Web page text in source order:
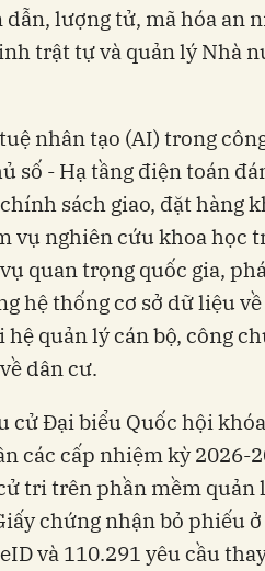
dẫn, lượng tử, mã hóa an
trật tự và quản lý Nhà
nhân tạo (AI) trong
số - Hạ tầng điện toán
sách giao, đặt hàng
vụ nghiên cứu khoa học
quan trọng quốc gia,
hệ thống cơ sở dữ liệu
quản lý cán bộ, công
dân cư.
cử Đại biểu Quốc hội
các cấp nhiệm kỳ 2026-
tri trên phần mềm quản
chứng nhận bỏ phiếu
và 110.291 yêu cầu